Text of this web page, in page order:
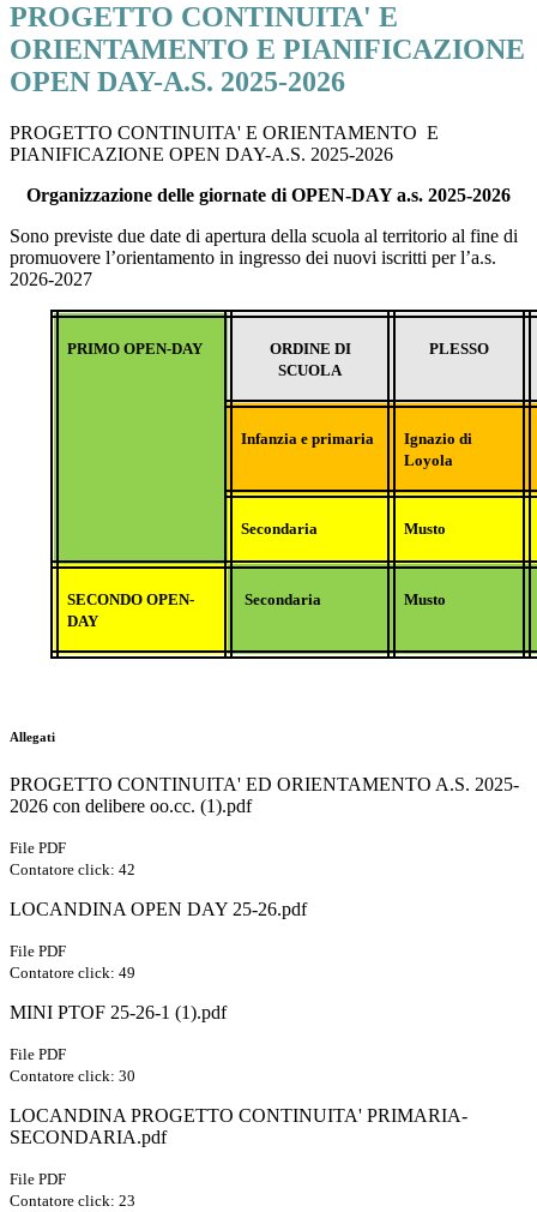
PROGETTO CONTINUITA' E
ORIENTAMENTO E PIANIFICAZIONE
OPEN DAY-A.S. 2025-2026
PROGETTO CONTINUITA' E ORIENTAMENTO E
PIANIFICAZIONE OPEN DAY-A.S. 2025-2026
Organizzazione delle giornate di OPEN-DAY a.s. 2025-2026
Sono previste due date di apertura della scuola al territorio al fine di
promuovere l’orientamento in ingresso dei nuovi iscritti per l’a.s.
2026-2027
PRIMOOPEN-DAY
ORDINE DI
SCUOLA
PLESSO
Infanzia e primaria
Ignazio di
Loyola
Secondaria Musto
SECONDO OPEN-
DAY
Secondaria Musto
Allegati
PROGETTO CONTINUITA' ED ORIENTAMENTO A.S. 2025-
2026 con delibere oo.cc. (1).pdf
File PDF
Contatore click: 42
LOCANDINA OPEN DAY 25-26.pdf
File PDF
Contatore click: 49
MINI PTOF 25-26-1 (1).pdf
File PDF
Contatore click: 30
LOCANDINA PROGETTO CONTINUITA' PRIMARIA-
SECONDARIA.pdf
File PDF
Contatore click: 23